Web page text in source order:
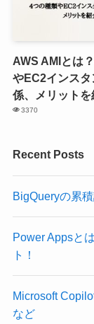
AWS AMIとは
やEC2インスタ
係、メリットを
3370
Recent Posts
BigQueryの累
Power Appsと
ト！
Microsoft
など